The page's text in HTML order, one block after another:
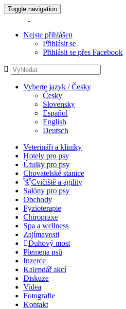
Toggle navigation
Nejste přihlášen
Přihlásit se
Přihlásit se přes Facebook
Vyberte jazyk / Česky
Česky
Slovensky
Espaňol
English
Deutsch
Veterináři a kliniky
Hotely pro psy
Útulky pro psy
Chovatelské stanice
Cvičiště a agility
Salóny pro psy
Obchody
Fyzioterapie
Chiropraxe
Spa a wellness
Zajímavosti
Duhový most
Plemena psů
Inzerce
Kalendář akcí
Diskuze
Videa
Fotografie
Kontakt